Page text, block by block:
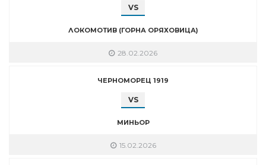
VS
ЛОКОМОТИВ (ГОРНА ОРЯХОВИЦА)
28.02.2026
ЧЕРНОМОРЕЦ 1919
VS
МИНЬОР
15.02.2026